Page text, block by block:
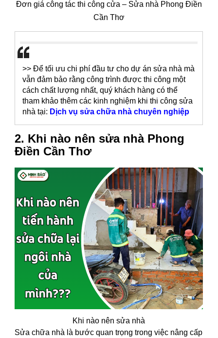
Đơn giá công tác thi công cửa – Sửa nhà Phong Điền
Cần Thơ
>> Để tối ưu chi phí đầu tư cho dự án sửa nhà mà
vẫn đảm bảo rằng công trình được thi công một
cách chất lượng nhất, quý khách hàng có thể
tham khảo thêm các kinh nghiệm khi thi công sửa
nhà tại: Dịch vụ sửa chữa nhà chuyên nghiệp
2. Khi nào nên sửa nhà Phong
Điền Cần Thơ
Khi nào nên sửa nhà
Sửa chữa nhà là bước quan trọng trong việc nâng cấp